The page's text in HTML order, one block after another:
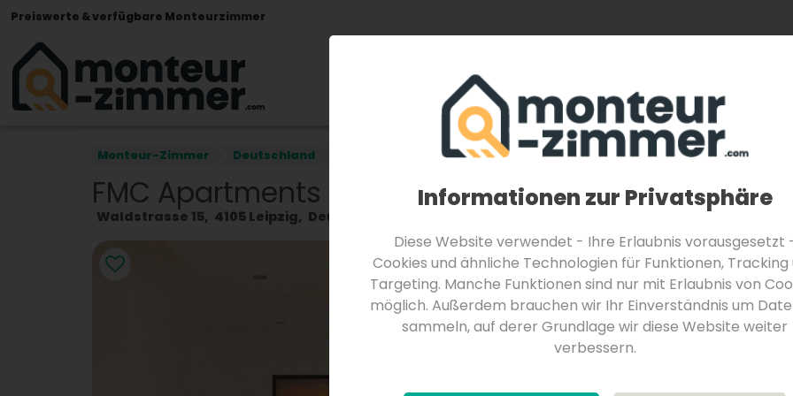
Preiswerte & verfügbare Monteurzimmer
Monteurzimmer finden
Monteur-Zimmer Deutschland Leipzig
FMC Apartments
Waldstrasse 15 4105 Leipzig Deutschland
Informationen zur Privatsphäre
Diese Website verwendet - Ihre Erlaubnis vorausgesetzt
Cookies und ähnliche Technologien für Funktionen, Tracking
Targeting. Manche Funktionen sind nur mit Erlaubnis von
möglich. Außerdem brauchen wir Ihr Einverständnis um
sammeln, auf derer Grundlage wir diese Website weiter
verbessern.